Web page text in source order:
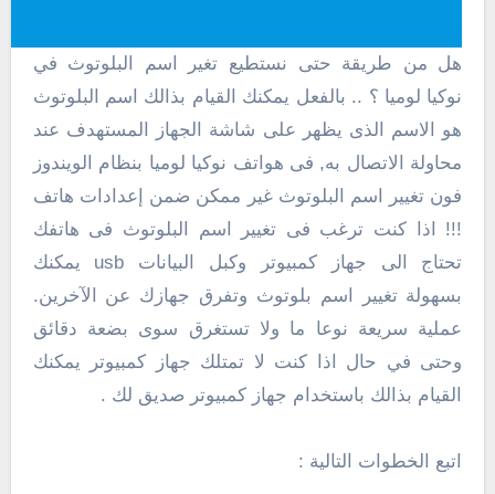
هل من طريقة حتى نستطيع تغير اسم البلوتوث في
نوكيا لوميا ؟ .. بالفعل يمكنك القيام بذالك اسم البلوتوث
هو الاسم الذى يظهر على شاشة الجهاز المستهدف عند
محاولة الاتصال به, فى هواتف نوكيا لوميا بنظام الويندوز
فون تغيير اسم البلوتوث غير ممكن ضمن إعدادات هاتف
!!! اذا كنت ترغب فى تغيير اسم البلوتوث فى هاتفك
تحتاج الى جهاز كمبيوتر وكبل البيانات usb يمكنك
بسهولة تغيير اسم بلوتوث وتفرق جهازك عن الآخرين.
عملية سريعة نوعا ما ولا تستغرق سوى بضعة دقائق
وحتى في حال اذا كنت لا تمتلك جهاز كمبيوتر يمكنك
القيام بذالك باستخدام جهاز كمبيوتر صديق لك .
اتبع الخطوات التالية :